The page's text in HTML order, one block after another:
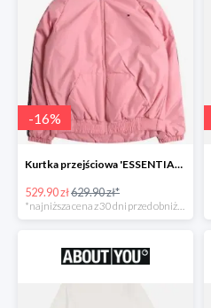
-16%
Kurtka przejściowa 'ESSENTIAL TOMMY TAPE JACKET -16%
529.90 zł629.90 zł*